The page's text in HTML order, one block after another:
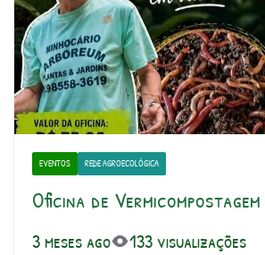
EVENTOS REDE AGROECOLÓGICA
Oficina de
3 meses ago 133 visualizações